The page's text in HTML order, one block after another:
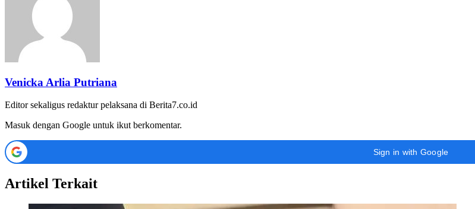
Venicka Arlia Putriana
Editor sekaligus redaktur pelaksana di Berita7.co.id
Masuk dengan Google untuk ikut berkomentar.
Sign in with Google
Artikel Terkait